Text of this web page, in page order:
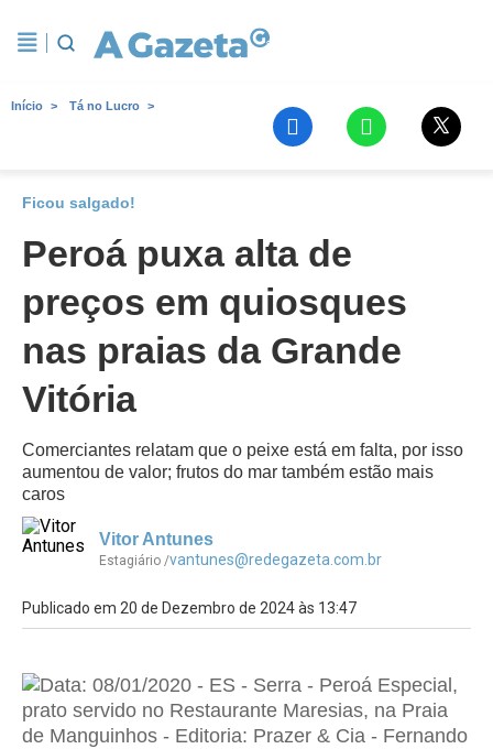
Início Tá no Lucro
Ficou salgado!
Peroá puxa alta de
preços em quiosques
nas praias da Grande
Vitória
Comerciantes relatam que o peixe está em falta, por isso
aumentou de valor; frutos do mar também estão mais
caros
Vitor Antunes
Estagiário /vantunes@redegazeta.com.br
Publicado em 20 de Dezembro de 2024 às 13:47